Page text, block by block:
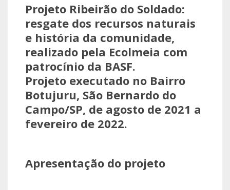
Projeto Ribeirão do Soldado:
resgate dos recursos naturais
e história da comunidade,
realizado pela Ecolmeia com
patrocínio da BASF.
Projeto executado no Bairro
Botujuru, São Bernardo do
Campo/SP, de agosto de 2021 a
fevereiro de 2022.
Apresentação do projeto